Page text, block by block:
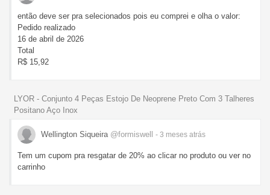
então deve ser pra selecionados pois eu comprei e olha o valor:
Pedido realizado
16 de abril de 2026
Total
R$ 15,92
LYOR - Conjunto 4 Peças Estojo De Neoprene Preto Com 3 Talheres
Positano Aço Inox
Wellington Siqueira @formiswell - 3 meses atrás
Tem um cupom pra resgatar de 20% ao clicar no produto ou ver no
carrinho